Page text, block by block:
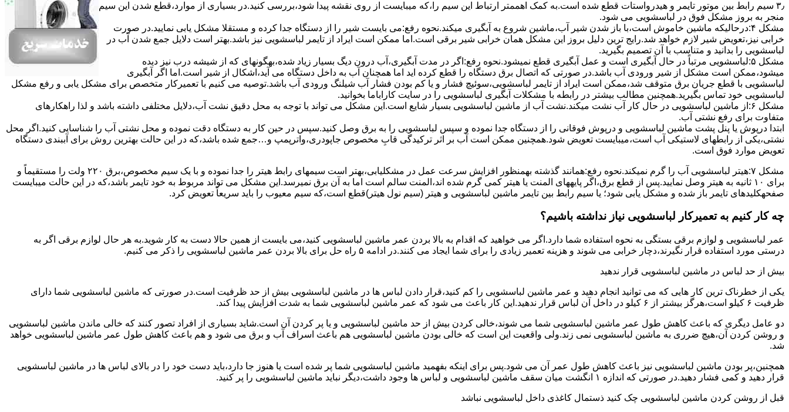
۳٫ ﺳﯿﻢ راﺑﻂ ﺑﯿﻦ ﻣﻮﺗﻮر ﺗﺎﯾﻤﺮ و ﻫﯿﺪرواﺳﺘﺎت ﻗﻄﻊ ﺷﺪه اﺳﺖ.به کمک اهممتر ارﺗﺒﺎط اﯾﻦ ﺳﯿﻢ را،ﮐﻪ میبایست از روی ﻧﻘﺸﻪ ﭘﯿﺪا ﺷﻮد،بررسی ﮐﻨﯿﺪ.در ﺑﺴﯿﺎری از موارد،ﻗﻄﻊ ﺷﺪن اﯾﻦ ﺳﯿﻢ
ﻣﻨﺠﺮ ﺑﻪ ﺑﺮوز مشکل ﻓﻮق در لباسشویی می شود.
مشکل ۴:درحالیکه ﻣﺎﺷﯿﻦ ﺧﺎﻣﻮش اﺳﺖ،ﺑﺎ ﺑﺎز ﺷﺪن ﺷﯿﺮ آب،ﻣﺎﺷﯿﻦ ﺷﺮوع ﺑﻪ آﺑﮕﯿﺮی میکند.نحوه رﻓﻊ:می بایست ﺷﯿﺮ را از دستگاه جدا کرده و مستقلا مشکل یابی نمایید.در صورت
خرابی نیز،تعویض شیر لازم خواهد شد.رایج ترین دلیل بروز این مشکل همان خرابی شیر برقی است.اما ممکن است ایراد از تایمر لباسشویی نیز باشد.بهتر است دلایل جمع شدن آب در
لباسشویی را بدانید و متناسب با آن تصمیم بگیرید.
مشکل ۵:لباسشویی مرتباً در ﺣﺎل آﺑﮕﯿﺮی اﺳﺖ و ﻋﻤﻞ آﺑﮕﯿﺮی ﻗﻄﻊ نمیشود.نحوه رﻓﻊ:اﮔﺮ در ﻣﺪت آﺑﮕﯿﺮی،آب درون دﯾﮓ ﺑﺴﯿﺎر زﯾﺎد ﺷﺪه،بهگونهای ﮐﻪ از ﺷﯿﺸﻪ درب ﻧﯿﺰ دﯾﺪه
میشود،ممکن است مشکل از شیر ورودی آب باشد.در صورتی که اتصال برق دستگاه را قطع کرده اید اما همچنان آب به داخل دستگاه می آید،اشکال از شیر است.اما اگر آبگیری
لباسشویی با قطع جریان برق متوقف شد،ممکن است ایراد از تایمر لباسشویی،سوئیچ فشار و یا کم بودن فشار آب شیلنگ ورودی آب باشد.توصیه می کنیم با تعمیرکار متخصص برای مشکل یابی و رفع مشکل
لباسشویی خود تماس بگیرید.همچنین مطالب بیشتر در رابطه با مشکلات آبگیری لباسشویی را در سایت کاراباما بخوانید.
مشکل ۶:از ﻣﺎﺷﯿﻦ لباسشویی در ﺣﺎل ﮐﺎر آب ﻧﺸﺖ میکند.نشت آب از ماشین لباسشویی بسیار شایع است.این مشکل می تواند با توجه به محل دقیق نشت آب،دلایل مختلفی داشته باشد و لذا راهکارهای
متفاوت برای رفع نشتی آب.
ابتدا درپوش یا پنل ﭘﺸﺖ ﻣﺎﺷﯿﻦ لباسشویی و درپوش ﻓﻮﻗﺎﻧﯽ را از دستگاه ﺟﺪا ﻧﻤﻮده و ﺳﭙﺲ لباسشویی را ﺑﻪ ﺑﺮق وصل ﮐﻨﯿﺪ.سپس در حین کار به دستگاه دقت نموده و ﻣﺤﻞ نشتی آب را ﺷﻨﺎﺳﺎﯾﯽ کنید.اﮔﺮ ﻣﺤﻞ
نشتی،ﯾﮑﯽ از رابطهای ﻻﺳﺘﯿﮑﯽ آب اﺳﺖ،میبایست ﺗﻌﻮﯾﺾ شود.همچنین ﻣﻤﮑﻦ اﺳﺖ آب بر اثر ﺗﺮﮐﯿﺪﮔﯽ قابِ ﻣﺨﺼﻮص ﺟﺎﭘﻮدری،واترپمپ و…جمع شده ﺑﺎﺷﺪ،ﮐﻪ در این حالت بهترین روش برای آببندی دستگاه
ﺗﻌﻮﯾﺾ ﻣﻮارد ﻓﻮق اﺳﺖ.
مشکل ۷:ﻫﯿﺘﺮ لباسشویی آب را ﮔﺮم نمیکند.نحوه رﻓﻊ:ﻫﻤﺎﻧﻨﺪ ﮔﺬﺷﺘﻪ بهمنظور اﻓﺰاﯾﺶ ﺳﺮﻋﺖ ﻋﻤﻞ در مشکلیابی،بهتر است سیمهای راﺑﻂ ﻫﯿﺘﺮ را ﺟﺪا ﻧﻤﻮده و ﺑﺎ ﯾﮏ ﺳﯿﻢ ﻣﺨﺼﻮص،برق ۲۲۰ ولت را مستقیماً و
برای ۱۰ ﺛﺎﻧﯿﻪ ﺑﻪ ﻫﯿﺘﺮ وصل نمایید.ﭘﺲ از ﻗﻄﻊ ﺑﺮق،اﮔﺮ پایههای اﻟﻤﻨﺖ یا هیتر کمی ﮔﺮم ﺷﺪه اند،اﻟﻤﻨﺖ ﺳﺎﻟﻢ است اما ﺑﻪ آن ﺑﺮق نمیرسد.اﯾﻦ ﻣﺸﮑﻞ می تواند مربوط به ﺧﻮد ﺗﺎﯾﻤﺮ باشد،ﮐﻪ در این حالت میبایست
صفحهکلیدهای ﺗﺎﯾﻤﺮ باز شده و مشکل یابی شود؛ ﯾﺎ ﺳﯿﻢ راﺑﻂ ﺑﯿﻦ ﺗﺎﯾﻤﺮ ماشین لباسشویی و ﻫﯿﺘﺮ (سیم ﻧﻮل ﻫﯿﺘﺮ)ﻗﻄﻊ اﺳﺖ،ﮐﻪ ﺳﯿﻢ ﻣﻌﯿﻮب را ﺑﺎﯾﺪ سریعاً ﺗﻌﻮﯾﺾ کرد.
چه کار کنیم به تعمیرکار لباسشویی نیاز نداشته باشیم؟
عمر لباسشویی و لوازم برقی بستگی به نحوه استفاده شما دارد.اگر می خواهید که اقدام به بالا بردن عمر ماشین لباسشویی کنید،می بایست از همین حالا دست به کار شوید.به هر حال لوازم برقی اگر به
درستی مورد استفاده قرار نگیرند،دچار خرابی می شوند و هزینه تعمیر زیادی را برای شما ایجاد می کنند.در ادامه ۵ راه حل برای بالا بردن عمر ماشین لباسشویی را ذکر می کنیم.
بیش از حد لباس در ماشین لباسشویی قرار ندهید
یکی از خطرناک ترین کار هایی که می توانید انجام دهید و عمر ماشین لباسشویی را کم کنید،قرار دادن لباس ها در ماشین لباسشویی بیش از حد ظرفیت است.در صورتی که ماشین لباسشویی شما دارای
ظرفیت ۶ کیلو است،هرگز بیشتر از ۶ کیلو در داخل آن لباس قرار ندهید.این کار باعث می شود که عمر ماشین لباسشویی شما به شدت افزایش پیدا کند.
دو عامل دیگری که باعث کاهش طول عمر ماشین لباسشویی شما می شوند،خالی کردن بیش از حد ماشین لباسشویی و یا پر کردن آن است.شاید بسیاری از افراد تصور کنند که خالی ماندن ماشین لباسشویی
و روشن کردن آن،هیچ ضرری به ماشین لباسشویی نمی زند.ولی واقعیت این است که خالی بودن ماشین لباسشویی هم باعث اسراف آب و برق می شود و هم باعث کاهش طول عمر ماشین لباسشویی خواهد
شد.
همچنین،پر بودن ماشین لباسشویی نیز باعث کاهش طول عمر آن می شود.پس برای اینکه بفهمید ماشین لباسشویی شما پر شده است یا هنوز جا دارد،باید دست خود را در بالای لباس ها در ماشین لباسشویی
قرار دهید و کمی فشار دهید.در صورتی که اندازه ۱ انگشت میان سقف ماشین لباسشویی و لباس ها وجود داشت،دیگر نباید ماشین لباسشویی را پر کنید.
قبل از روشن کردن ماشین لباسشویی چک کنید ذستمال کاغذی داخل لباسشویی نباشد